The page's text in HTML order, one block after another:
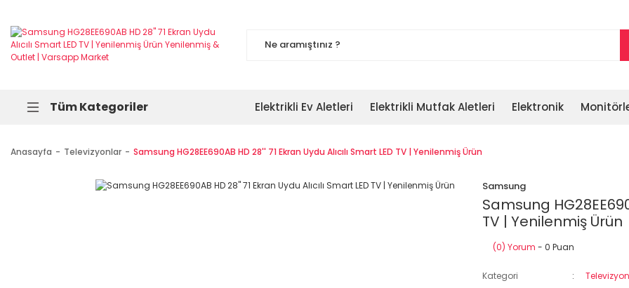
Tüm Kategoriler Elektrikli Ev Aletleri Elektrikli Mutfak Aletleri Elektronik
Anasayfa Televizyonlar Samsung HG28EE690AB HD 28'' 71 Ekran Uydu Alıcılı Smart LED TV | Yenilenmiş Ürün
Samsung
Samsung
TV | Yenilenmiş Ürün
(0) Yorum - 0 Puan
Kategori